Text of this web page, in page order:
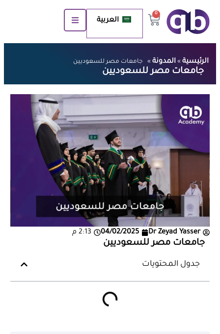
0
العربية
الرئيسية » المدونة » جامعات مصر للسعوديين
جامعات مصر للسعوديين
Dr Zeyad Yasser
04/02/2025 2:13 م
جامعات مصر للسعوديين
جدول المحتويات